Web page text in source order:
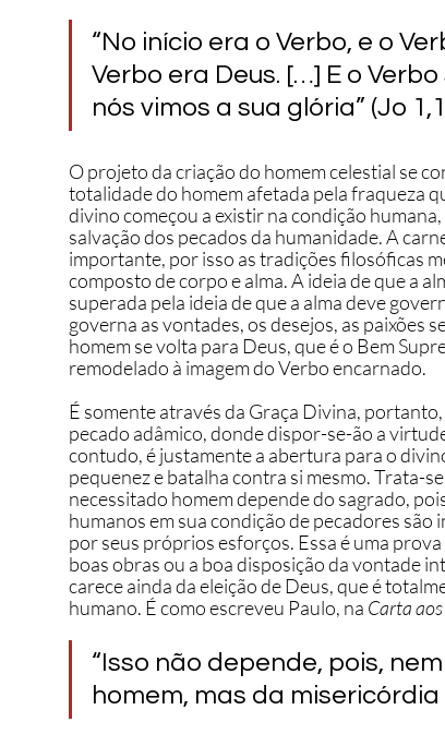
“No início era o Verbo, e o
Verbo era Deus. […] E o
nós vimos a sua glória” (Jo
O projeto da criação do homem celestial se
totalidade do homem afetada pela fraqueza
divino começou a existir na condição
salvação dos pecados da humanidade. A
importante, por isso as tradições filosóficas
composto de corpo e alma. A ideia de que a
superada pela ideia de que a alma deve
governa as vontades, os desejos, as paixões
homem se volta para Deus, que é o Bem
remodelado à imagem do Verbo encarnado.
É somente através da Graça Divina,
pecado adâmico, donde dispor-se-ão a
contudo, é justamente a abertura para o
pequenez e batalha contra si mesmo. Trata-
necessitado homem depende do sagrado,
humanos em sua condição de pecadores são
por seus próprios esforços. Essa é uma
boas obras ou a boa disposição da vontade
carece ainda da eleição de Deus, que é
humano. É como escreveu Paulo, na Carta
“Isso não depende, pois,
homem, mas da misericórdia